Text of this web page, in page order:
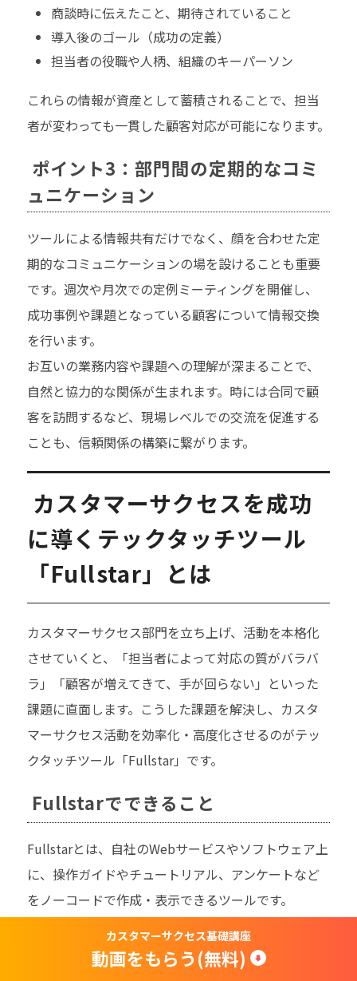
商談時に伝えたこと、期待されていること
導入後のゴール（成功の定義）
担当者の役職や人柄、組織のキーパーソン
これらの情報が資産として蓄積されることで、担当
者が変わっても一貫した顧客対応が可能になります。
ポイント3：部門間の定期的なコミ
ュニケーション
ツールによる情報共有だけでなく、顔を合わせた定
期的なコミュニケーションの場を設けることも重要
です。週次や月次での定例ミーティングを開催し、
成功事例や課題となっている顧客について情報交換
を行います。
お互いの業務内容や課題への理解が深まることで、
自然と協力的な関係が生まれます。時には合同で顧
客を訪問するなど、現場レベルでの交流を促進する
ことも、信頼関係の構築に繋がります。
カスタマーサクセスを成功
に導くテックタッチツール
「Fullstar」とは
カスタマーサクセス部門を立ち上げ、活動を本格化
させていくと、「担当者によって対応の質がバラバ
ラ」「顧客が増えてきて、手が回らない」といった
課題に直面します。こうした課題を解決し、カスタ
マーサクセス活動を効率化・高度化させるのがテッ
クタッチツール「Fullstar」です。
Fullstarでできること
Fullstarとは、自社のWebサービスやソフトウェア上
に、操作ガイドやチュートリアル、アンケートなど
をノーコードで作成・表示できるツールです。
カスタマーサクセス基礎講座
動画をもらう(無料)